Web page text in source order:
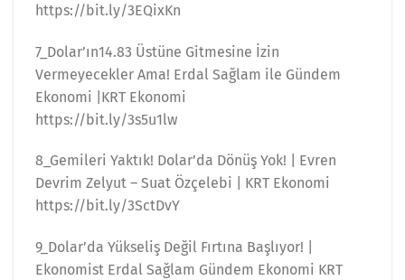
https://bit.ly/3EQixKn
7_Dolar’ın14.83 Üstüne Gitmesine İzin
Vermeyecekler Ama! Erdal Sağlam ile Gündem
Ekonomi |KRT Ekonomi
https://bit.ly/3s5u1lw
8_Gemileri Yaktık! Dolar’da Dönüş Yok! | Evren
Devrim Zelyut – Suat Özçelebi | KRT Ekonomi
https://bit.ly/3SctDvY
9_Dolar’da Yükseliş Değil Fırtına Başlıyor! |
Ekonomist Erdal Sağlam Gündem Ekonomi KRT